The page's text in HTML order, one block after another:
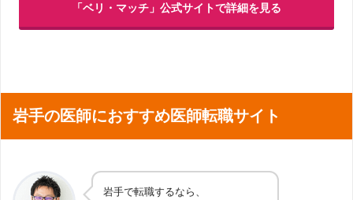
「ベリ・マッチ」公式サイトで詳細を見る
岩手の医師におすすめ医師転職サイト
岩手で転職するなら、